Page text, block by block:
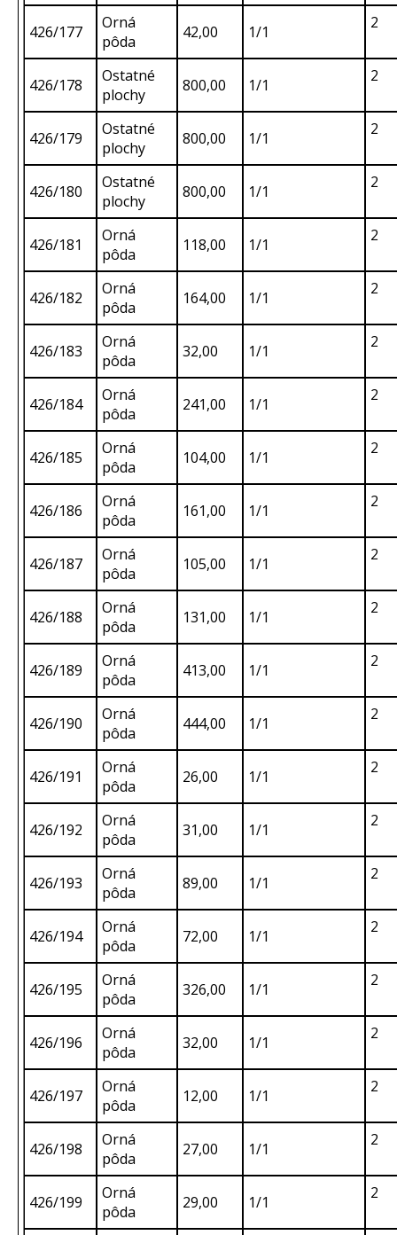
426/177
Orná
pôda
42,00 1/1 2
426/178
Ostatné
plochy
800,00 1/1 2
426/179
Ostatné
plochy
800,00 1/1 2
426/180
Ostatné
plochy
800,00 1/1 2
426/181
Orná
pôda
118,00 1/1 2
426/182
Orná
pôda
164,00 1/1 2
426/183
Orná
pôda
32,00 1/1 2
426/184
Orná
pôda
241,00 1/1 2
426/185
Orná
pôda
104,00 1/1 2
426/186
Orná
pôda
161,00 1/1 2
426/187
Orná
pôda
105,00 1/1 2
426/188
Orná
pôda
131,00 1/1 2
426/189
Orná
pôda
413,00 1/1 2
426/190
Orná
pôda
444,00 1/1 2
426/191
Orná
pôda
26,00 1/1 2
426/192
Orná
pôda
31,00 1/1 2
426/193
Orná
pôda
89,00 1/1 2
426/194
Orná
pôda
72,00 1/1 2
426/195
Orná
pôda
326,00 1/1 2
426/196
Orná
pôda
32,00 1/1 2
426/197
Orná
pôda
12,00 1/1 2
426/198
Orná
pôda
27,00 1/1 2
426/199
Orná
pôda
29,00 1/1 2